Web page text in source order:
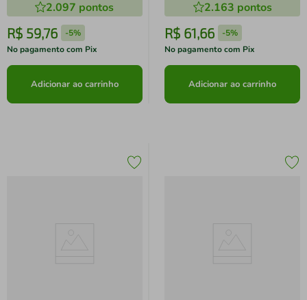
2.097 pontos
R$ 59,76 -5%
No pagamento com Pix
Adicionar ao carrinho
2.163 pontos
R$ 61,66 -5%
No pagamento com Pix
Adicionar ao carrinho